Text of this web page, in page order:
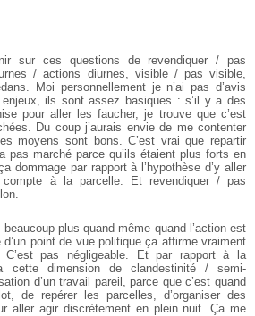
sur ces questions de revendiquer / pas
/ actions diurnes, visible / pas visible,
Moi personnellement je n’ai pas d’avis
ils sont assez basiques : s’il y a des
pour aller les faucher, je trouve que c’est
Du coup j’aurais envie de me contenter
moyens sont bons. C’est vrai que repartir
pas marché parce qu’ils étaient plus forts en
dommage par rapport à l’hypothèse d’y aller
à la parcelle. Et revendiquer / pas
plus quand même quand l’action est
point de vue politique ça affirme vraiment
C’est pas négligeable. Et par rapport à la
dimension de clandestinité / semi-
d’un travail pareil, parce que c’est quand
de repérer les parcelles, d’organiser des
aller agir discrètement en plein nuit. Ça me